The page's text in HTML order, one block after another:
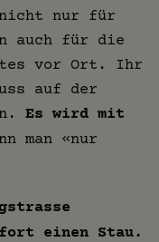
nur für
auch für die
vor Ort. Ihr
auf der
Es wird mit
man «nur
einen Stau.